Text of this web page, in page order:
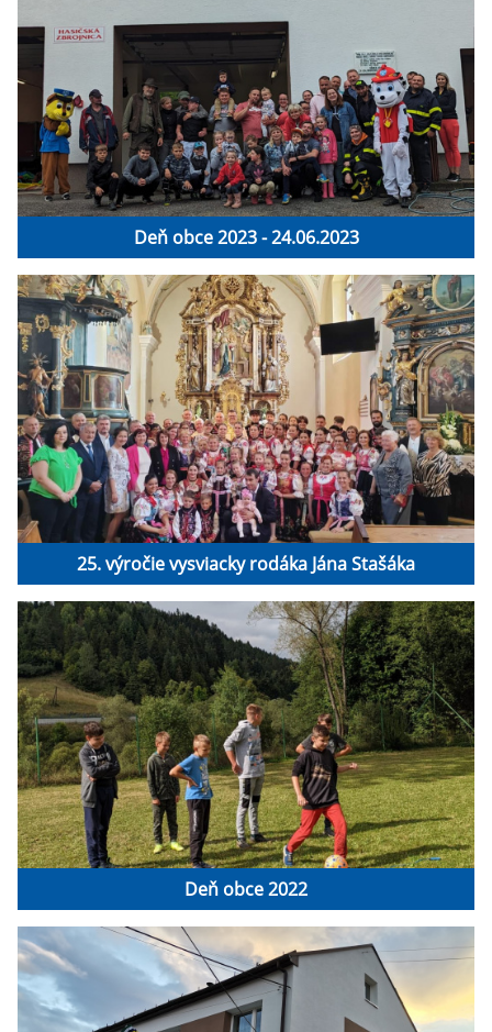
Deň obce 2023 - 24.06.2023
25. výročie vysviacky rodáka Jána Stašáka
Deň obce 2022